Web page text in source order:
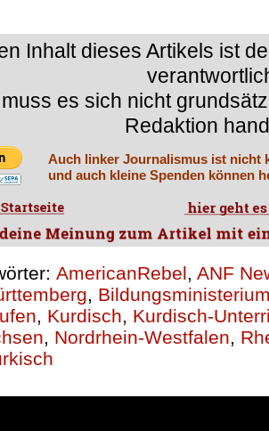
Inhalt dieses Artikels ist
es sich nicht
Redaktion
Auch linker Journalismus ist nicht
und auch kleine Spenden können
AmericanRebel, ANF
,
, Kurdisch, Kurdisch-
, Nordrhein-Westfalen,